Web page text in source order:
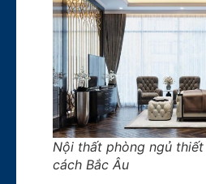
Nội thất phòng ngủ
cách Bắc Âu